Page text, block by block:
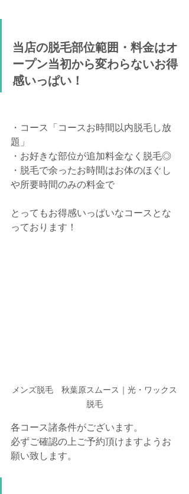
当店の脱毛部位範囲・料金はオ
ープン当初から変わらないお得
感いっぱい！
・コース「コースお時間以内脱毛し放
題」
・お好きな部位が追加料金なく脱毛◎
・脱毛で余ったお時間はお体のほぐし
や所要時間のみの料金で
とってもお得感いっぱいなコースとな
っております！
メンズ脱毛　秋葉原スムース｜光・ワックス
脱毛
各コース諸条件がございます。
必ずご確認の上ご予約頂けますようお
願い致します。